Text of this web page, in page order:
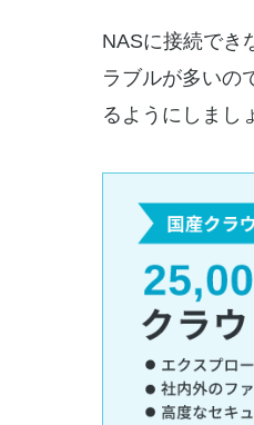
NASに接続でき
ラブルが多いの
るようにしまし